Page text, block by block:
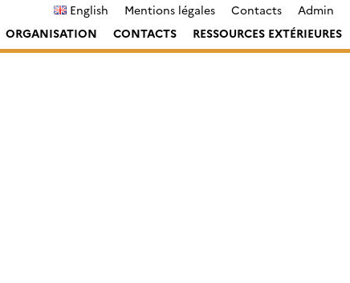
English Mentions légales Contacts
Admin
ORGANISATION CONTACTS RESSOURCES EXTÉRIEURES